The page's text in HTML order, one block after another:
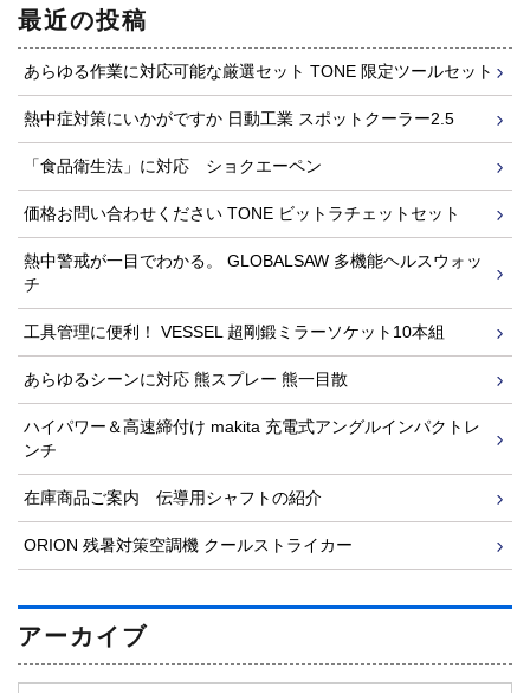
最近の投稿
あらゆる作業に対応可能な厳選セット TONE 限定ツールセット
熱中症対策にいかがですか 日動工業 スポットクーラー2.5
「食品衛生法」に対応 ショクエーペン
価格お問い合わせください TONE ビットラチェットセット
熱中警戒が一目でわかる。 GLOBALSAW 多機能ヘルスウォッ
チ
工具管理に便利！ VESSEL 超剛鍛ミラーソケット10本組
あらゆるシーンに対応 熊スプレー 熊一目散
ハイパワー＆高速締付け makita 充電式アングルインパクトレ
ンチ
在庫商品ご案内 伝導用シャフトの紹介
ORION 残暑対策空調機 クールストライカー
アーカイブ